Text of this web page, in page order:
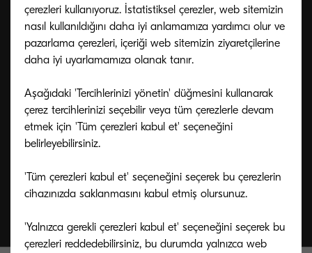
Bizimle konuşun, biz insanız
Destek ekibimiz KYOCERA ürünleri ve
olmak için burada.
çerezleri kullanıyoruz. İstatistiksel çerezler, web sitemizin
nasıl kullanıldığını daha iyi anlamamıza yardımcı olur ve
pazarlama çerezleri, içeriği web sitemizin ziyaretçilerine
daha iyi uyarlamamıza olanak tanır.
Aşağıdaki 'Tercihlerinizi yönetin' düğmesini kullanarak
çerez tercihlerinizi seçebilir veya tüm çerezlerle devam
etmek için 'Tüm çerezleri kabul et' seçeneğini
belirleyebilirsiniz.
'Tüm çerezleri kabul et' seçeneğini seçerek bu çerezlerin
cihazınızda saklanmasını kabul etmiş olursunuz.
'Yalnızca gerekli çerezleri kabul et' seçeneğini seçerek bu
çerezleri reddedebilirsiniz, bu durumda yalnızca web